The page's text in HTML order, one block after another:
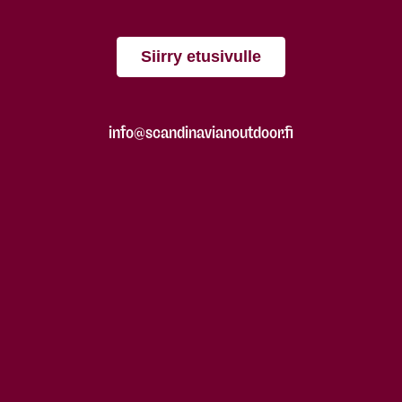
Siirry etusivulle
info@scandinavianoutdoor.fi